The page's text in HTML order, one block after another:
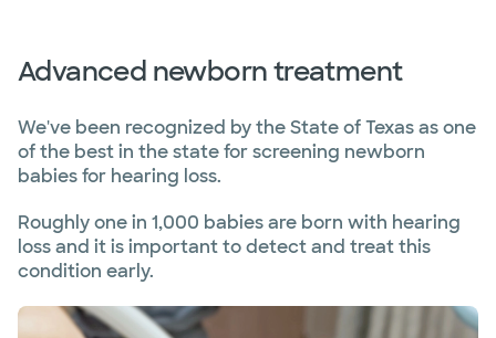
Advanced newborn treatment
We've been recognized by the State of Texas as one
of the best in the state for screening newborn
babies for hearing loss.
Roughly one in 1,000 babies are born with hearing
loss and it is important to detect and treat this
condition early.